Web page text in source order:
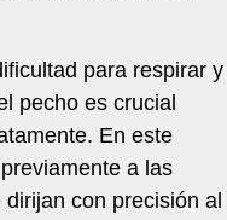
para respirar y
pecho es crucial
En este
a las
con precisión al